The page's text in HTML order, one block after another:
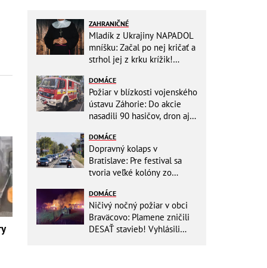
ZAHRANIČNÉ
Mladík z Ukrajiny NAPADOL
mníšku: Začal po nej kričať a
strhol jej z krku krížik!
niečo iné
DOMÁCE
Požiar v blízkosti vojenského
ústavu Záhorie: Do akcie
nasadili 90 hasičov, dron aj
DOMÁCE
Dopravný kolaps v
Bratislave: Pre festival sa
tvoria veľké kolóny zo
DOMÁCE
Ničivý nočný požiar v obci
Braväcovo: Plamene zničili
DESAŤ stavieb! Vyhlásili